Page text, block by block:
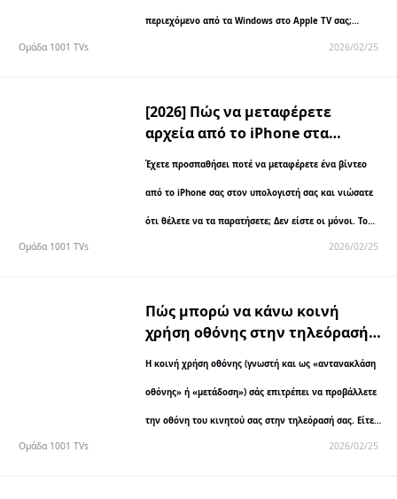
περιεχόμενο από τα Windows στο Apple TV σας;
Πιθανότατα έχετε παρατηρήσει ότι τα Windows δεν...
Ομάδα 1001 TVs 2026/02/25
[2026] Πώς να μεταφέρετε
αρχεία από το iPhone στα
καλύτερων μεθόδων)
Έχετε προσπαθήσει ποτέ να μεταφέρετε ένα βίντεο
από το iPhone σας στον υπολογιστή σας και νιώσατε
ότι θέλετε να τα παρατήσετε; Δεν είστε οι μόνοι. Το
Ομάδα 1001 TVs 2026/02/25
Πώς μπορώ να κάνω κοινή
χρήση οθόνης στην τηλεόρασή
κινητές συσκευές
Η κοινή χρήση οθόνης (γνωστή και ως «αντανακλάση
οθόνης» ή «μετάδοση») σάς επιτρέπει να προβάλλετε
την οθόνη του κινητού σας στην τηλεόρασή σας. Είτε
θέλετε να παρακολουθήσετε βίντεο με την οικογένειά
Ομάδα 1001 TVs 2026/02/25